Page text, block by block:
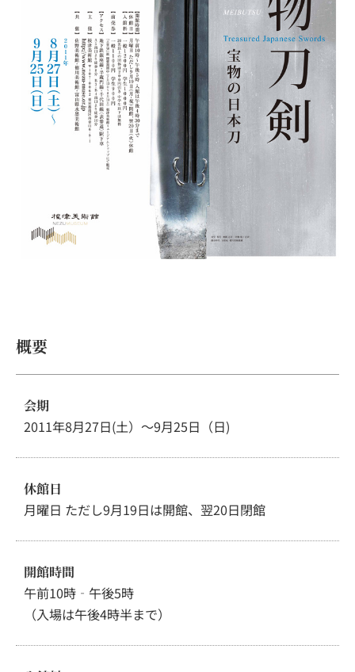
概要
会期
2011年8月27日(土）～9月25日（日)
休館日
月曜日 ただし9月19日は開館、翌20日閉館
開館時間
午前10時‐午後5時
（入場は午後4時半まで）